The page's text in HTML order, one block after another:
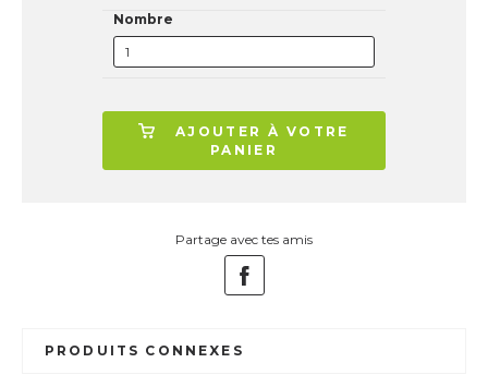
Nombre
AJOUTER À VOTRE
PANIER
Partage avec tes amis
PRODUITS CONNEXES